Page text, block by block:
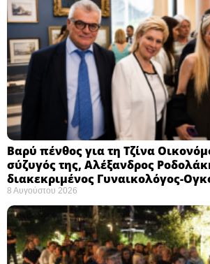
Βαρύ πένθος για τη Τζίνα
σύζυγός της, Αλέξανδρος
διακεκριμένος Γυναικολόγος-
8 Αυγούστου 2026